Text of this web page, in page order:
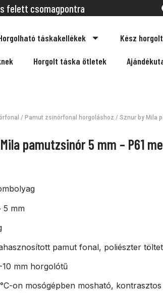
felett csomagpontra
táskakellékek Kész
Horgolt táska ötletek
/ Pamut zsinórfonal horgoláshoz / Sznur by Mila
pamutzsinór 5 mm – P61
5 mm
pamut fonal, poliészter
mm horgolótű
on mosógépben mosható,